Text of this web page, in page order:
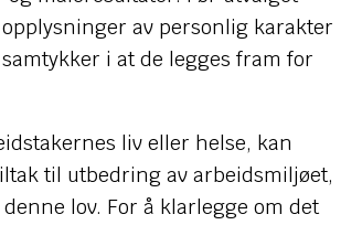
av personlig karakter
i at de legges fram for
liv eller helse, kan
til utbedring av arbeidsmiljøet,
lov. For å klarlegge om det